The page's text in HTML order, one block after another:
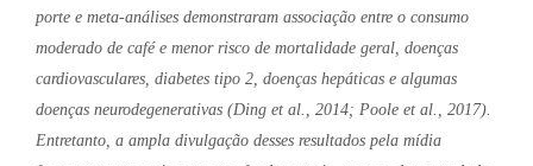
porte e meta-análises demonstraram associação entre o consumo
moderado de café e menor risco de mortalidade geral, doenças
cardiovasculares, diabetes tipo 2, doenças hepáticas e algumas
doenças neurodegenerativas (Ding et al., 2014; Poole et al., 2017).
Entretanto, a ampla divulgação desses resultados pela mídia